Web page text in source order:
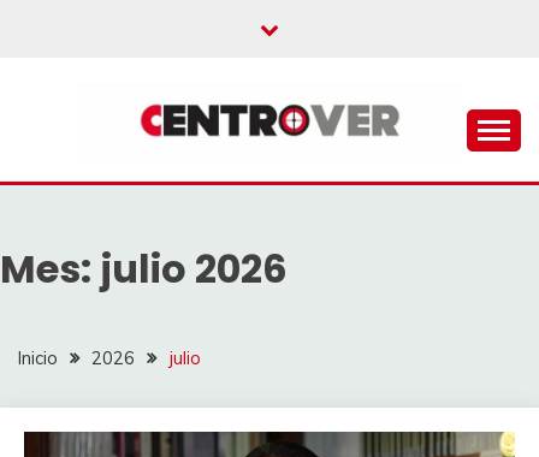
CENTROVER
NOTICIAS
Mes: julio 2026
Inicio 2026 julio